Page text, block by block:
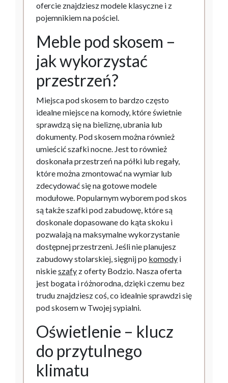
ofercie znajdziesz modele klasyczne i z
pojemnikiem na pościel.
Meble pod skosem –
jak wykorzystać
przestrzeń?
Miejsca pod skosem to bardzo często
idealne miejsce na komody, które świetnie
sprawdzą się na bieliznę, ubrania lub
dokumenty. Pod skosem można również
umieścić szafki nocne. Jest to również
doskonała przestrzeń na półki lub regały,
które można zmontować na wymiar lub
zdecydować się na gotowe modele
modułowe. Popularnym wyborem pod skos
są także szafki pod zabudowę, które są
doskonale dopasowane do kąta skoku i
pozwalają na maksymalne wykorzystanie
dostępnej przestrzeni. Jeśli nie planujesz
zabudowy stolarskiej, sięgnij po komody i
niskieszafy z oferty Bodzio. Nasza oferta
jest bogata i różnorodna, dzięki czemu bez
trudu znajdziesz coś, co idealnie sprawdzi się
pod skosem w Twojej sypialni.
Oświetlenie – klucz
do przytulnego
klimatu